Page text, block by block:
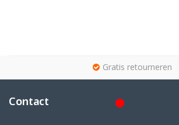
Gratis retourneren
Contact